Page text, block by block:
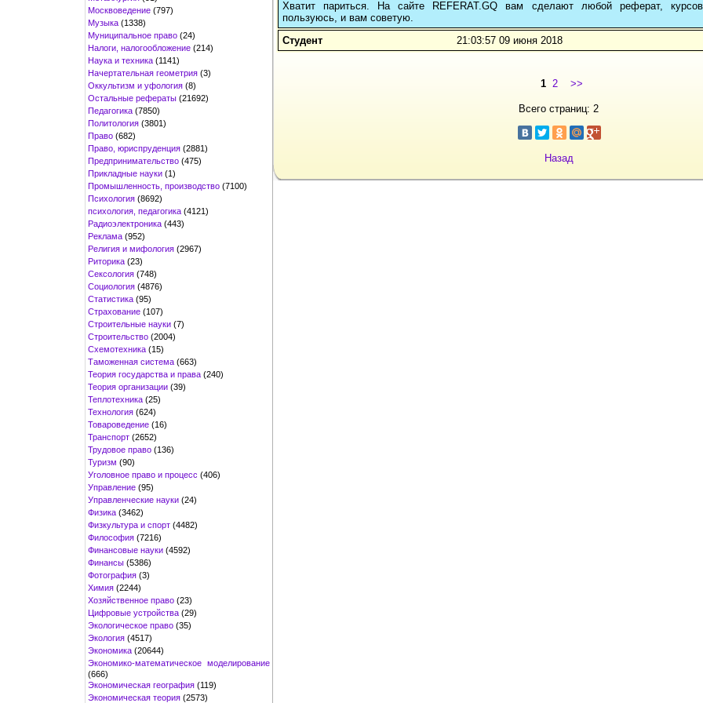
Москвоведение (797)
Музыка (1338)
Муниципальное право (24)
Налоги, налогообложение (214)
Наука и техника (1141)
Начертательная геометрия (3)
Оккультизм и уфология (8)
Остальные рефераты (21692)
Педагогика (7850)
Политология (3801)
Право (682)
Право, юриспруденция (2881)
Предпринимательство (475)
Прикладные науки (1)
Промышленность, производство (7100)
Психология (8692)
психология, педагогика (4121)
Радиоэлектроника (443)
Реклама (952)
Религия и мифология (2967)
Риторика (23)
Сексология (748)
Социология (4876)
Статистика (95)
Страхование (107)
Строительные науки (7)
Строительство (2004)
Схемотехника (15)
Таможенная система (663)
Теория государства и права (240)
Теория организации (39)
Теплотехника (25)
Технология (624)
Товароведение (16)
Транспорт (2652)
Трудовое право (136)
Туризм (90)
Уголовное право и процесс (406)
Управление (95)
Управленческие науки (24)
Физика (3462)
Физкультура и спорт (4482)
Философия (7216)
Финансовые науки (4592)
Финансы (5386)
Фотография (3)
Химия (2244)
Хозяйственное право (23)
Цифровые устройства (29)
Экологическое право (35)
Экология (4517)
Экономика (20644)
Экономико-математическое моделирование
(666)
Экономическая география (119)
Экономическая теория (2573)
Хватит париться. На сайте REFERAT.GQ вам сделают любой реферат,
пользуюсь, и вам советую.
Студент
21:03:57 09 июня 2018
1 2 >>
Всего страниц: 2
Назад